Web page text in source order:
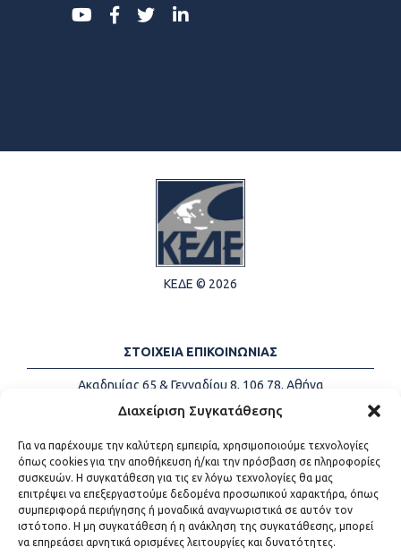
Διαχείριση Συγκατάθεσης
Για να παρέχουμε την καλύτερη εμπειρία, χρησιμοποιούμε τεχνολογίες
όπως cookies για την αποθήκευση ή/και την πρόσβαση σε πληροφορίες
συσκευών. Η συγκατάθεση για τις εν λόγω τεχνολογίες θα μας
επιτρέψει να επεξεργαστούμε δεδομένα προσωπικού χαρακτήρα, όπως
συμπεριφορά περιήγησης ή μοναδικά αναγνωριστικά σε αυτόν τον
ιστότοπο. Η μη συγκατάθεση ή η ανάκληση της συγκατάθεσης, μπορεί
να επηρεάσει αρνητικά ορισμένες λειτουργίες και δυνατότητες.
ΚΕΔΕ © 2026
ΣΤΟΙΧΕΙΑ ΕΠΙΚΟΙΝΩΝΙΑΣ
Ακαδημίας 65 & Γενναδίου 8, 106 78, Αθήνα
Τηλέφωνα:
+30 213-2147500
Email:
info@kede.gr
ΧΡΗΣΙΜΟΙ ΣΥΝΔΕΣΜΟΙ
Η ΚΕΔΕ